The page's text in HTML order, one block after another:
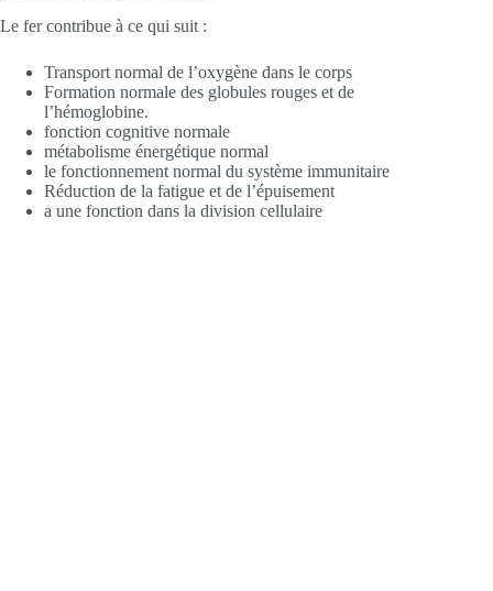
Le fer contribue à ce qui suit :
Transport normal de l’oxygène dans le corps
Formation normale des globules rouges et de
l’hémoglobine.
fonction cognitive normale
métabolisme énergétique normal
le fonctionnement normal du système immunitaire
Réduction de la fatigue et de l’épuisement
a une fonction dans la division cellulaire